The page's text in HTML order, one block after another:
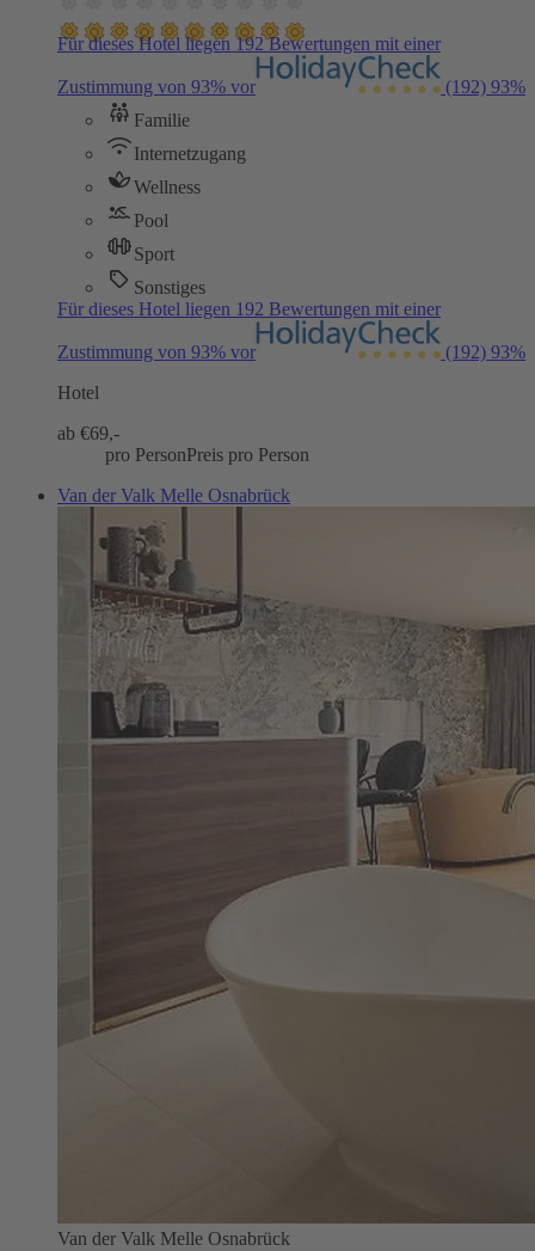
Für dieses Hotel liegen 192 Bewertungen mit einer
Zustimmung von 93% vor (192) 93%
Familie
Internetzugang
Wellness
Pool
Sport
Sonstiges
Für dieses Hotel liegen 192 Bewertungen mit einer
Zustimmung von 93% vor (192) 93%
Hotel
ab €69,-
pro PersonPreis pro Person
Van der Valk Melle Osnabrück
Van der Valk Melle Osnabrück